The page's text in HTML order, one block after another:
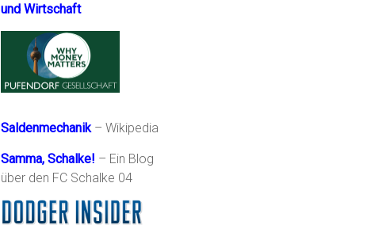
und Wirtschaft
Saldenmechanik– Wikipedia
Samma, Schalke! – Ein Blog
über den FC Schalke 04